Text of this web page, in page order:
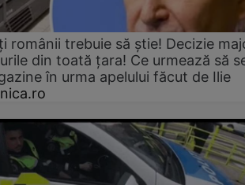
românii trebuie să știe! Decizie
din toată țara! Ce urmează să
în urma apelului făcut de Ilie